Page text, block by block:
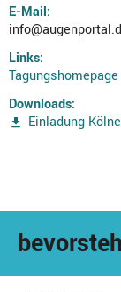
E-Mail:
Links:
Tagungshomepage
Downloads:
Einladung